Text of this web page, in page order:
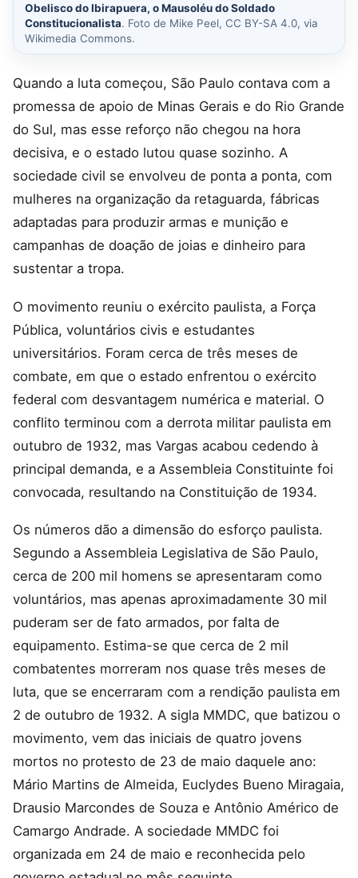
Obelisco do Ibirapuera, o Mausoléu do Soldado
Constitucionalista. Foto de Mike Peel, CC BY-SA 4.0, via
Wikimedia Commons.
Quando a luta começou, São Paulo contava com a
promessa de apoio de Minas Gerais e do Rio Grande
do Sul, mas esse reforço não chegou na hora
decisiva, e o estado lutou quase sozinho. A
sociedade civil se envolveu de ponta a ponta, com
mulheres na organização da retaguarda, fábricas
adaptadas para produzir armas e munição e
campanhas de doação de joias e dinheiro para
sustentar a tropa.
O movimento reuniu o exército paulista, a Força
Pública, voluntários civis e estudantes
universitários. Foram cerca de três meses de
combate, em que o estado enfrentou o exército
federal com desvantagem numérica e material. O
conflito terminou com a derrota militar paulista em
outubro de 1932, mas Vargas acabou cedendo à
principal demanda, e a Assembleia Constituinte foi
convocada, resultando na Constituição de 1934.
Os números dão a dimensão do esforço paulista.
Segundo a Assembleia Legislativa de São Paulo,
cerca de 200 mil homens se apresentaram como
voluntários, mas apenas aproximadamente 30 mil
puderam ser de fato armados, por falta de
equipamento. Estima-se que cerca de 2 mil
combatentes morreram nos quase três meses de
luta, que se encerraram com a rendição paulista em
2 de outubro de 1932. A sigla MMDC, que batizou o
movimento, vem das iniciais de quatro jovens
mortos no protesto de 23 de maio daquele ano:
Mário Martins de Almeida, Euclydes Bueno Miragaia,
Drausio Marcondes de Souza e Antônio Américo de
Camargo Andrade. A sociedade MMDC foi
organizada em 24 de maio e reconhecida pelo